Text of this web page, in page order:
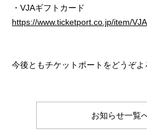
・VJAギフトカード
https://www.ticketport.co.jp/item/VJA
今後ともチケットポートをどうぞよ
お知らせ一覧